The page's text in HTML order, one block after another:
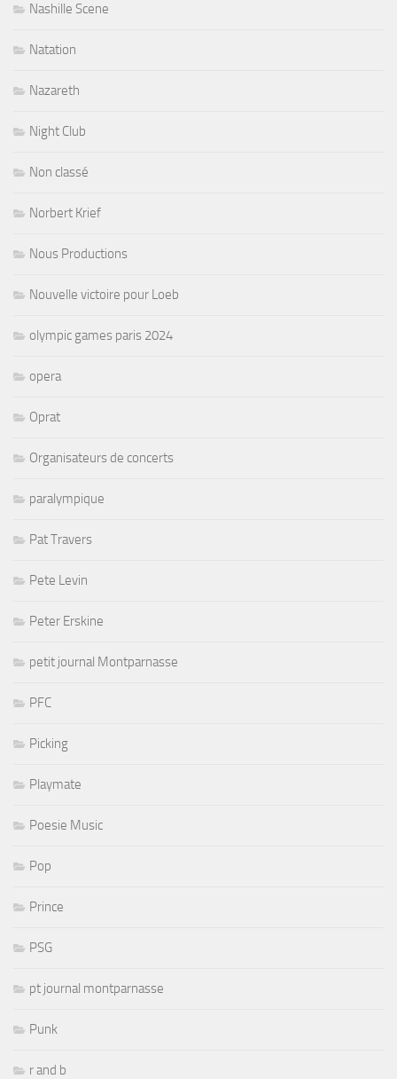
Nashille Scene
Natation
Nazareth
Night Club
Non classé
Norbert Krief
Nous Productions
Nouvelle victoire pour Loeb
olympic games paris 2024
opera
Oprat
Organisateurs de concerts
paralympique
Pat Travers
Pete Levin
Peter Erskine
petit journal Montparnasse
PFC
Picking
Playmate
Poesie Music
Pop
Prince
PSG
pt journal montparnasse
Punk
r and b